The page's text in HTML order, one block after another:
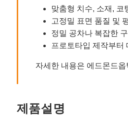
맞춤형 치수, 소재, 코
고정밀 표면 품질 및
정밀 공차나 복잡한
프로토타입 제작부터
자세한 내용은 에드몬드옵
제품설명